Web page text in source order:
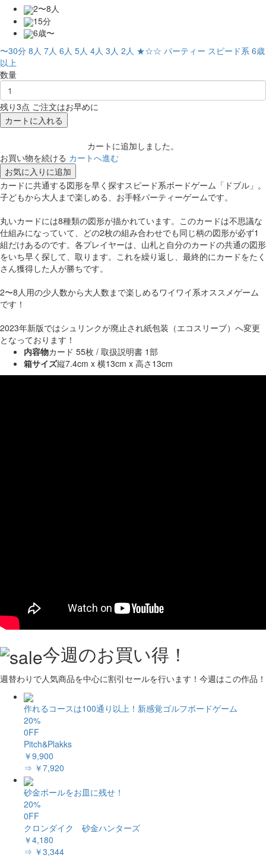
2〜8人
15分
6歳〜
〜30分 8人 7人 6人 5人 4人 3人 2人 ★☆☆ パーティー スピード系 6歳
以上
数量
残り3点 ご注文はお早めに
カートに入れる
カートに追加しました。
お買い物を続ける カートへ進む
お気に入りに追加
カードに共通する図形を早く探すスピード系ボードゲーム「ドブル」。
子どもから大人まで楽しめる、お手軽パーティーゲームです。
丸いカードには8種類の図形が描かれています。このカードは不思議な
仕組みになっていて、どの2枚の組み合わせでも同じ柄の図形が必ず1
組だけあるのです。各プレイヤーは、山札と自分のカードの共通の図形
をいち早く探して、取ります。これを繰り返し、最終的にカードをたく
さん獲得した人が勝ちです。
2〜8人用の少人数から大人数まで楽しめるワイワイ系オススメゲーム
です！
2023年新版ではシュリンクが廃止され紙包装（エコスリーブ）へ変更
となっております！
内容物カード 55枚 / 取扱説明書 1部
箱サイズ縦7.4cm x 横13cm x 高さ13cm
今週のお買い得！
週替わりで人気商品を中心に割引セールを行います！今週はこの作品！
作れるコースは100通り以上！新感覚ゴルフボードゲーム
20%
0FF
Pitch&Plakks
￥9,900
⇒ ￥7,920
砂金ボールをお皿に残せ！
20%
0FF
クロンダイク 砂金ハンターズ
￥4,180
⇒ ￥3,344